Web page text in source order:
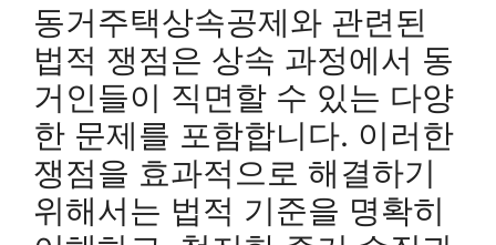
동거주택상속공제와 관련된
법적 쟁점은 상속 과정에서 동
거인들이 직면할 수 있는 다양
한 문제를 포함합니다. 이러한
쟁점을 효과적으로 해결하기
위해서는 법적 기준을 명확히